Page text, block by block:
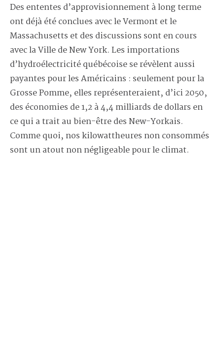
Des ententes d’approvisionnement à long terme
ont déjà été conclues avec le Vermont et le
Massachusetts et des discussions sont en cours
avec la Ville de New York. Les importations
d’hydroélectricité québécoise se révèlent aussi
payantes pour les Américains : seulement pour la
Grosse Pomme, elles représenteraient, d’ici 2050,
des économies de 1,2 à 4,4 milliards de dollars en
ce qui a trait au bien-être des New-Yorkais.
Comme quoi, nos kilowattheures non consommés
sont un atout non négligeable pour le climat.